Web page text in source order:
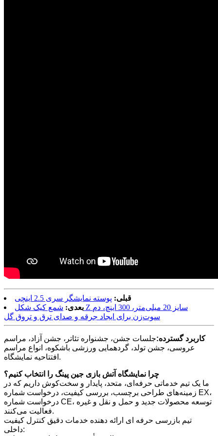
قبلی: پوسته نمایشگر سری 2.5 اینچی
بعدی: شمع کیک شکل Z سایز 20 میلی‌متر، 300 اینچ، دم
سوت‌زن برای ایجاد جرقه و صدای ترق و تروق گل
کاربرد گسترده:جلسات جشن، جشنواره تئاتر، جشن آزاد، مراسم
عروسی، جشن تولد، گردهمایی ورزشی باشکوه، انواع مراسم
افتتاحیه نمایشگاه.
چرا نمایشگاه آتش بازی جین پینگ را انتخاب کنیم؟
ما یک تیم خدماتی حرفه‌ای، متحد، پایدار و سخت‌کوش داریم که در
زمینه‌های طراحی برچسب، بررسی کیفیت، درخواست شماره EX،
درخواست شماره CE، توسعه محصولات جدید و حمل و نقل و غیره
فعالیت می‌کنند.
تیم بازرسی حرفه ای ارائه دهنده خدمات دقیق کنترل کیفیت
داخلی: